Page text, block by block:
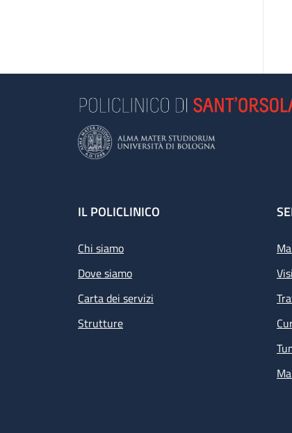
Footer
IL POLICLINICO
Chi siamo
Dove siamo
Carta dei servizi
Strutture